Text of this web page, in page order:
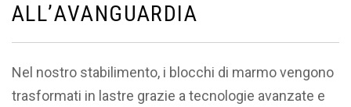
ALL’AVANGUARDIA
Nel nostro stabilimento, i blocchi di marmo vengono
trasformati in lastre grazie a tecnologie avanzate e